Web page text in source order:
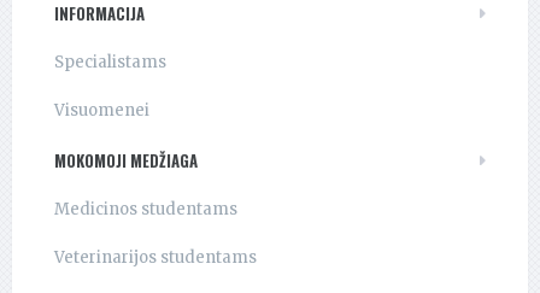
INFORMACIJA
Specialistams
Visuomenei
MOKOMOJI MEDŽIAGA
Medicinos studentams
Veterinarijos studentams